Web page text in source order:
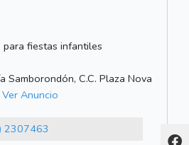
para fiestas infantiles
Samborondón, C.C. Plaza Nova
Ver Anuncio
2307463